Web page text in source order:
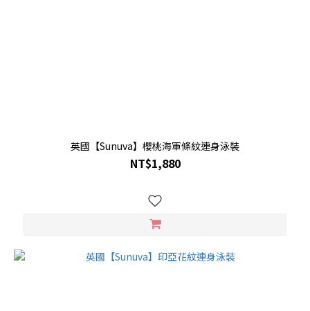
英國【Sunuva】櫻桃海軍條紋連身泳裝
NT$1,880